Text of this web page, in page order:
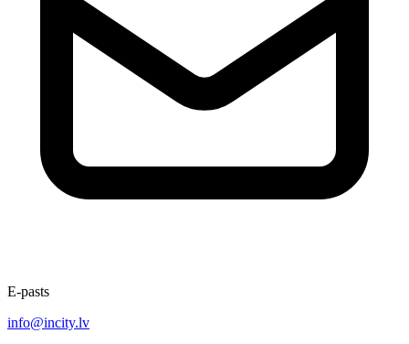
E-pasts
info@incity.lv